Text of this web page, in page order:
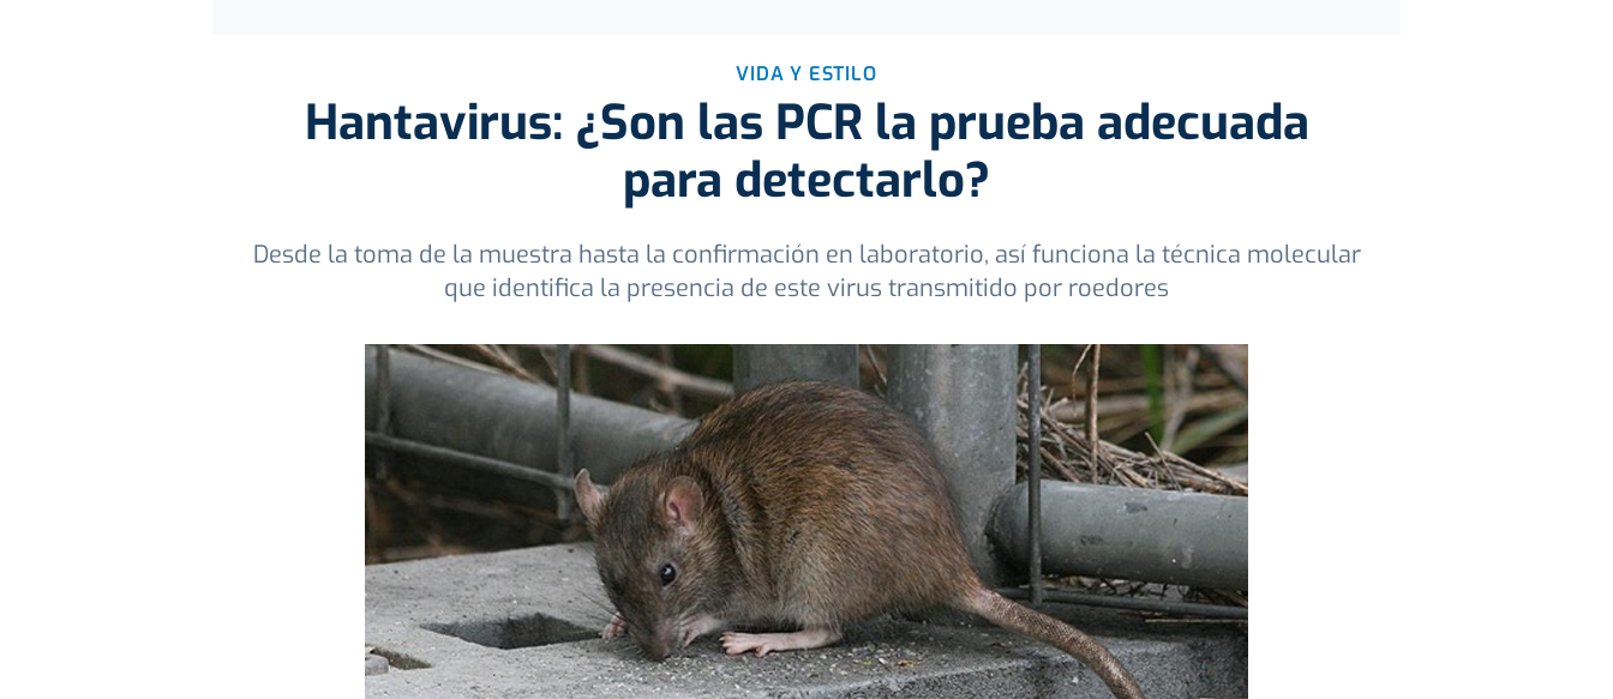
VIDA Y ESTILO
Hantavirus: ¿Son las PCR la prueba adecuada
para detectarlo?
Desde la toma de la muestra hasta la confirmación en laboratorio, así funciona la técnica molecular
que identifica la presencia de este virus transmitido por roedores